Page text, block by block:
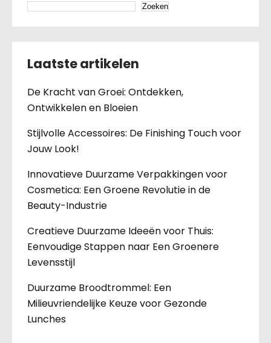
Zoeken
Laatste artikelen
De Kracht van Groei: Ontdekken,
Ontwikkelen en Bloeien
Stijlvolle Accessoires: De Finishing Touch voor
Jouw Look!
Innovatieve Duurzame Verpakkingen voor
Cosmetica: Een Groene Revolutie in de
Beauty-Industrie
Creatieve Duurzame Ideeën voor Thuis:
Eenvoudige Stappen naar Een Groenere
Levensstijl
Duurzame Broodtrommel: Een
Milieuvriendelijke Keuze voor Gezonde
Lunches